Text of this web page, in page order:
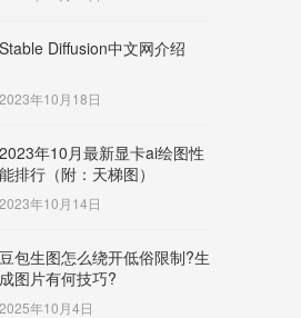
Stable Diffusion中文网介绍
2023年10月18日
2023年10月最新显卡ai绘图性
能排行（附：天梯图）
2023年10月14日
豆包生图怎么绕开低俗限制?生
成图片有何技巧?
2025年10月4日